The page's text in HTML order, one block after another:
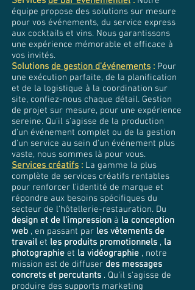
équipe propose des solutions sur mesure
pour vos événements, du service express
aux cocktails et vins. Nous garantissons
une expérience mémorable et efficace à
vos invités.
Solutions de gestion d'événements : Pour
une exécution parfaite, de la planification
et de la logistique à la coordination sur
site, confiez-nous chaque détail. Gestion
de projet sur mesure, pour une expérience
sereine. Qu'il s'agisse de la production
d'un événement complet ou de la gestion
d'un service au sein d'un événement plus
vaste, nous sommes là pour vous.
Services créatifs : La gamme la plus
complète de services créatifs rentables
pour renforcer l'identité de marque et
répondre aux besoins spécifiques du
secteur de l'hôtellerie-restauration. Du
design et de l'impression à la conception
web , en passant par les vêtements de
travail et les produits promotionnels , la
photographie et la vidéographie , notre
mission est de diffuser des messages
concrets et percutants . Qu'il s'agisse de
produire des supports marketing